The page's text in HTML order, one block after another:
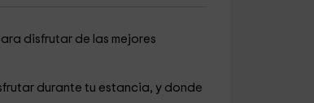
disfrutar de las mejores
durante tu estancia, y donde